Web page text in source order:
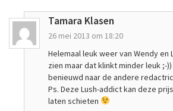
Tamara Klasen
26 mei 2013 om 18:20
Helemaal leuk weer van Wendy en
zien maar dat klinkt minder leuk ;-
benieuwd naar de andere
Ps. Deze Lush-addict kan deze
laten schieten